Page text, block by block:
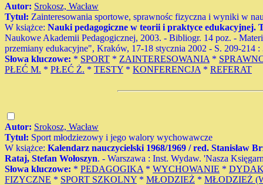
Autor: Srokosz, Wacław
Tytuł: Zainteresowania sportowe, sprawnośc fizyczna i wyniki w
W książce: Nauki pedagogiczne w teorii i praktyce edukacyjnej.
Naukowe Akademii Pedagogicznej, 2003. - Bibliogr. 14 poz. -
przemiany edukacyjne", Kraków, 17-18 stycznia 2002 - S. 209-214
Słowa kluczowe: * SPORT * ZAINTERESOWANIA *
PŁEĆ M. * PŁEĆ Ż. * TESTY * KONFERENCJA * REFERAT
Autor: Srokosz, Wacław
Tytuł: Sport młodziezowy i jego walory wychowawcze
W książce: Kalendarz nauczycielski 1968/1969 / red.
Rataj, Stefan Wołoszyn. - Warszawa : Inst. Wydaw. 'Nasza
Słowa kluczowe: * PEDAGOGIKA * WYCHOWANIE *
FIZYCZNE * SPORT SZKOLNY * MŁODZIEŻ * MŁODZIEŻ